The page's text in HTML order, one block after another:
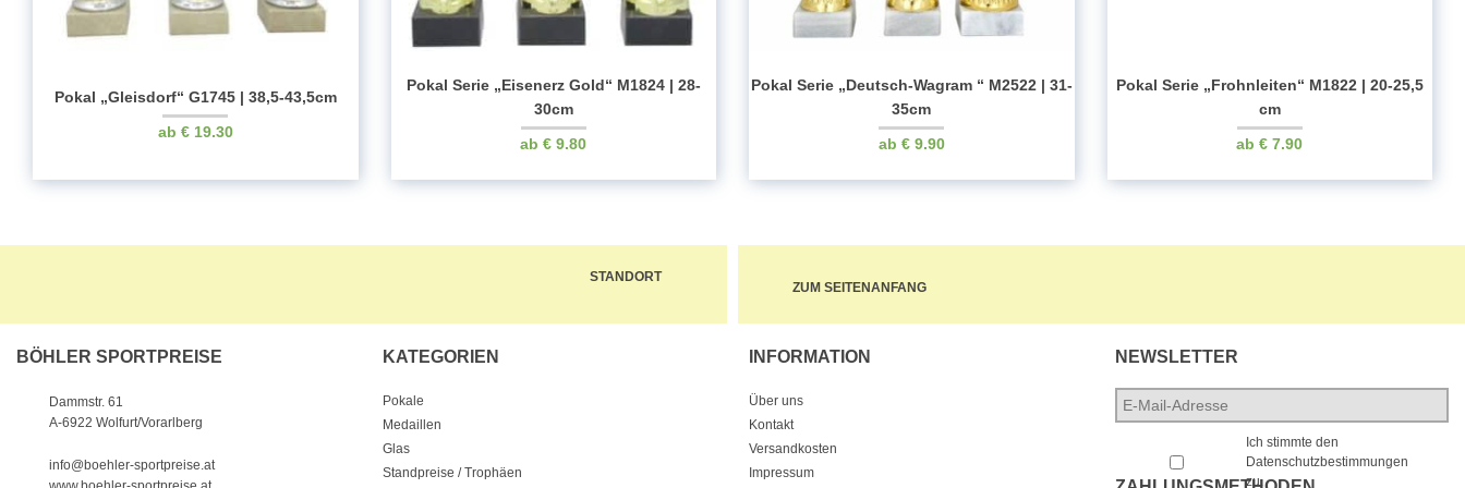
Pokal „Gleisdorf“ G1745 | 38,5-43,5cm
€19.30
Pokal Serie „Eisenerz Gold“ M1824 | 28-
30cm
€ 9.80
Pokal Serie „Deutsch-Wagram “ M2522 | 31-
35cm
€9.90
Pokal Serie „Frohnleiten“ M1822 | 20-25,5
cm
€ 7.90
STANDORT
ZUM SEITENANFANG
BÖHLER SPORTPREISE
Dammstr. 61
A-6922 Wolfurt/Vorarlberg
info@boehler-sportpreise.at
KATEGORIEN
Pokale
Medaillen
Glas
Standpreise / Trophäen
INFORMATION
Über uns
Kontakt
Versandkosten
Impressum
NEWSLETTER
E-
Mail-
Ich stimmte den
Datenschutzbestimmungen
zu.